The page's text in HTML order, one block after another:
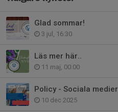
Glad sommar!
3 jul, 16:30
Läs mer här..
11 maj, 00:00
Policy - Sociala medier
10 dec 2025